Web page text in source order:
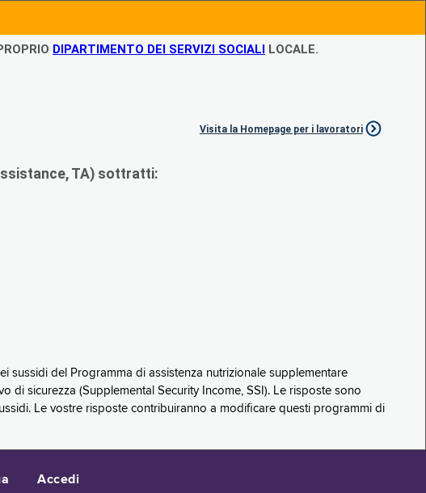
DIPARTIMENTO DEI SERVIZI SOCIALI LOCALE.
Visita la Homepage per i lavoratori
TA) sottratti:
sussidi del Programma di assistenza nutrizionale supplementare
di sicurezza (Supplemental Security Income, SSI). Le risposte sono
Le vostre risposte contribuiranno a modificare questi programmi di
Accedi